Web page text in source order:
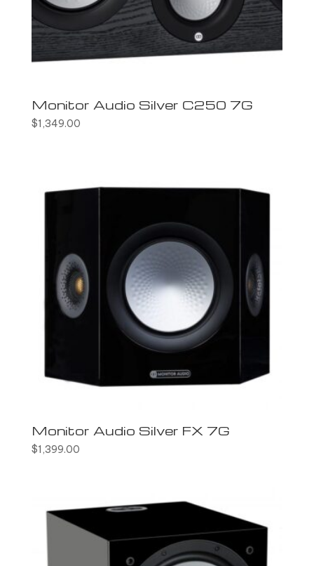
Monitor Audio Silver C250 7G
$1,349.00
Monitor Audio Silver FX 7G
$1,399.00